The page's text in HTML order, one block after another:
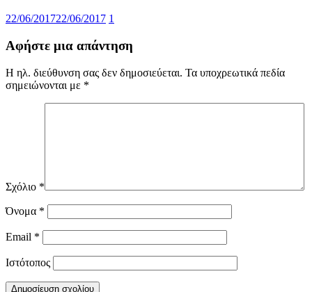
22/06/201722/06/2017 1
Αφήστε μια απάντηση
Η ηλ. διεύθυνση σας δεν δημοσιεύεται. Τα υποχρεωτικά πεδία
σημειώνονται με *
Σχόλιο *
Όνομα *
Email *
Ιστότοπος